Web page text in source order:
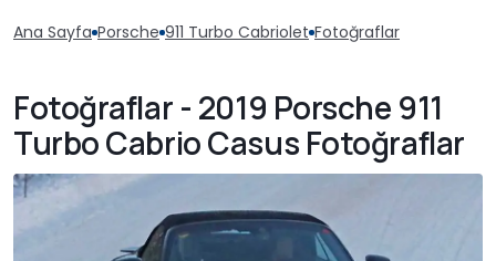
Ana Sayfa Porsche 911 Turbo Cabriolet Fotoğraflar
Fotoğraflar - 2019 Porsche 911
Turbo Cabrio Casus Fotoğraflar